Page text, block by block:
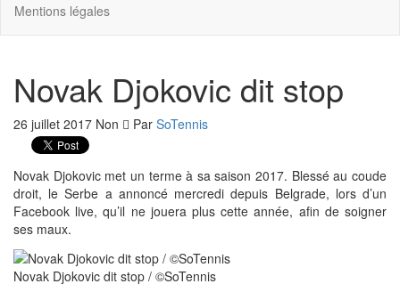
Mentions légales
Novak Djokovic dit stop
26 juillet 2017 Non Par SoTennis
Novak Djokovic met un terme à sa saison 2017. Blessé au coude
droit, le Serbe a annoncé mercredi depuis Belgrade, lors d’un
Facebook live, qu’il ne jouera plus cette année, afin de soigner
ses maux.
Novak Djokovic dit stop / ©SoTennis